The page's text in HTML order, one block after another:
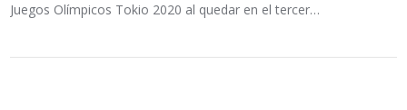
Juegos Olímpicos Tokio 2020 al quedar en el tercer…